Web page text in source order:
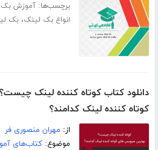
برچسب‌ها:آموزش بک
انواع بک لینک،بک
دانلود کتاب کوتاه کننده لینک
کوتاه کننده لینک کدامند؟
از: مهران منصوری فر
موضوع:کتاب‌های